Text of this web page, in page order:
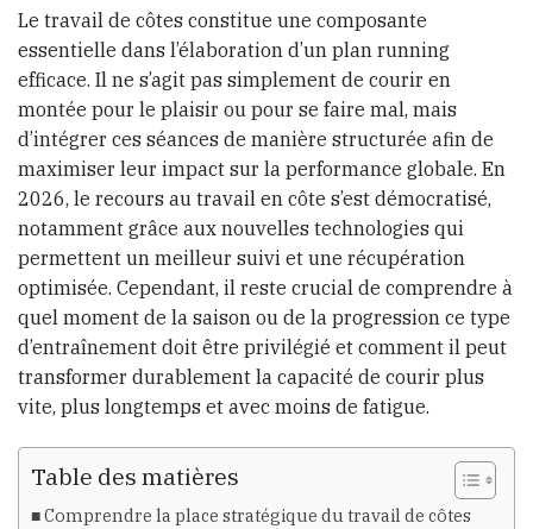
Le travail de côtes constitue une composante
essentielle dans l’élaboration d’un plan running
efficace. Il ne s’agit pas simplement de courir en
montée pour le plaisir ou pour se faire mal, mais
d’intégrer ces séances de manière structurée afin de
maximiser leur impact sur la performance globale. En
2026, le recours au travail en côte s’est démocratisé,
notamment grâce aux nouvelles technologies qui
permettent un meilleur suivi et une récupération
optimisée. Cependant, il reste crucial de comprendre à
quel moment de la saison ou de la progression ce type
d’entraînement doit être privilégié et comment il peut
transformer durablement la capacité de courir plus
vite, plus longtemps et avec moins de fatigue.
Table des matières
Comprendre la place stratégique du travail de côtes